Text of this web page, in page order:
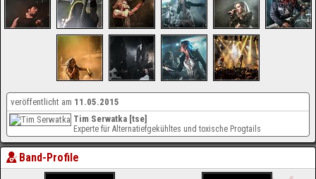
veröffentlicht am 11.05.2015
Tim Serwatka [tse]
Experte für Alternatiefgekühltes und toxische Progtails
Band-Profile